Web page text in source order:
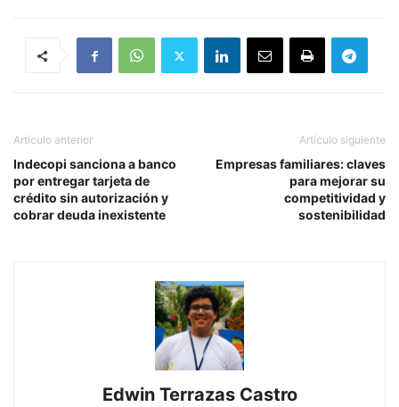
Artículo anterior
Indecopi sanciona a banco
por entregar tarjeta de
crédito sin autorización y
cobrar deuda inexistente
Artículo siguiente
Empresas familiares: claves
para mejorar su
competitividad y
sostenibilidad
Edwin Terrazas Castro